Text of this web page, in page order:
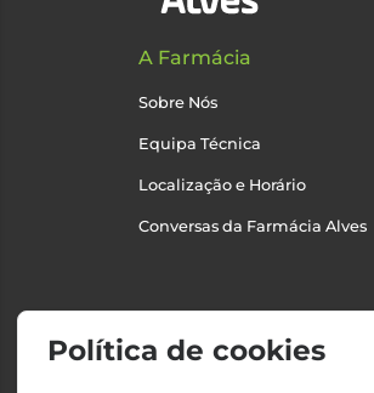
A Farmácia
Sobre Nós
Equipa Técnica
Localização e Horário
Conversas da Farmácia Alves
Política de cookies